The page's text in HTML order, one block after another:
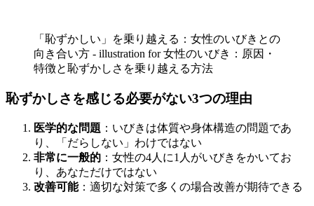
「恥ずかしい」を乗り越える：女性のいびきとの
向き合い方 - illustration for 女性のいびき：原因・
特徴と恥ずかしさを乗り越える方法
恥ずかしさを感じる必要がない3つの理由
医学的な問題 ：いびきは体質や身体構造の問題であ
り、「だらしない」わけではない
非常に一般的 ：女性の4人に1人がいびきをかいてお
り、あなただけではない
改善可能：適切な対策で多くの場合改善が期待できる